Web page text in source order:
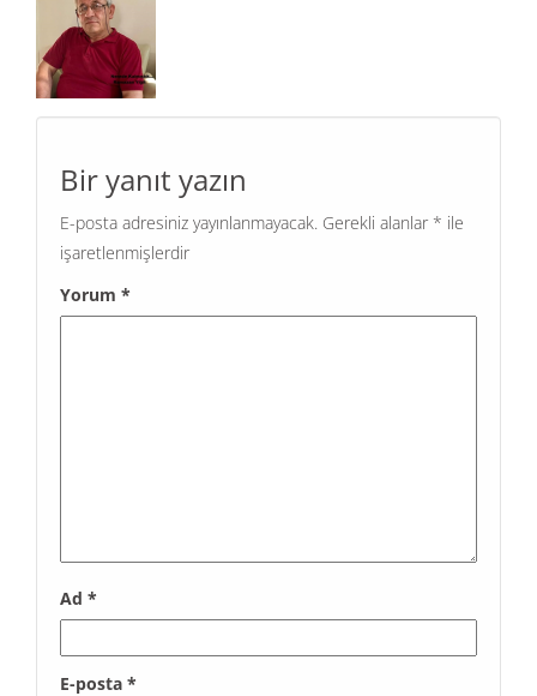
Bir yanıt yazın
E-posta adresiniz yayınlanmayacak. Gerekli alanlar * ile
işaretlenmişlerdir
Yorum *
Ad *
E-posta *